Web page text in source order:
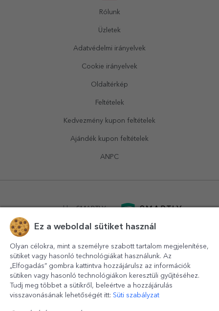
Rólunk
Üzletek
Adatvédelmi irányelvek
Cookie irányelvek
Oldaltérkép
Feltételek
Kedvezmény kupon feltételek
Ajándék kupon feltételek
ANPC
powered bySMARTLY.ro
Ez a weboldal sütiket használ
Olyan célokra, mint a személyre szabott tartalom megjelenítése,
sütiket vagy hasonló technológiákat használunk. Az
„Elfogadás” gombra kattintva hozzájárulsz az információk
sütiken vagy hasonló technológiákon keresztüli gyűjtéséhez.
Tudj meg többet a sütikről, beleértve a hozzájárulás
visszavonásának lehetőségét itt: Süti szabályzat